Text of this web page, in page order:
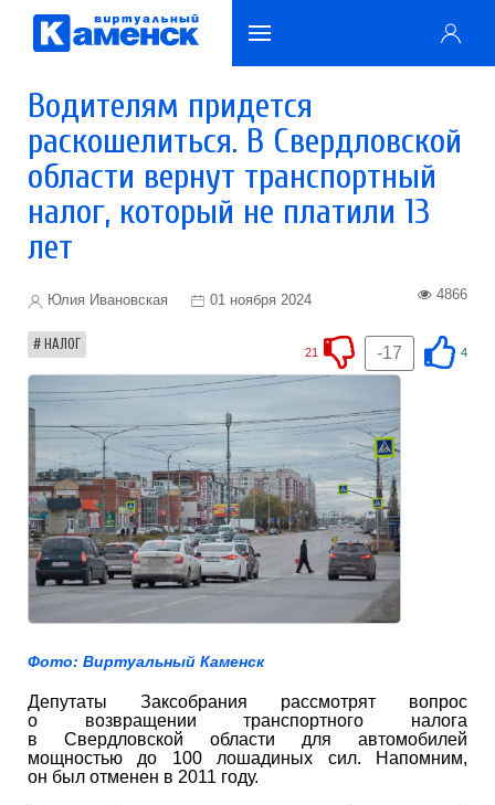
Водителям придется
раскошелиться. В Свердловской
области вернут транспортный
налог, который не платили 13
лет
Юлия Ивановская 01 ноября 2024 4866
НАЛОГ 4
-17
21
Фото: Виртуальный Каменск
Депутаты Заксобрания рассмотрят вопрос
о возвращении транспортного налога
в Свердловской области для автомобилей
мощностью до 100 лошадиных сил. Напомним,
он был отменен в 2011 году.